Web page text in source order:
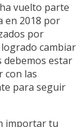
vuelto parte
en 2018 por
por
cambiar
debemos estar
con las
para seguir
importar tu